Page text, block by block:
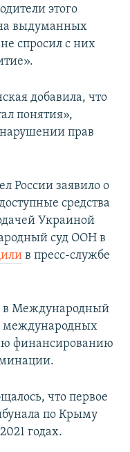
этого
на выдуманных
спросил с них
добавила, что
понятия»,
прав
России заявило о
средства
Украиной
суд ООН в
в пресс-службе
в Международный
международных
финансированию
что первое
по Крыму
годах.